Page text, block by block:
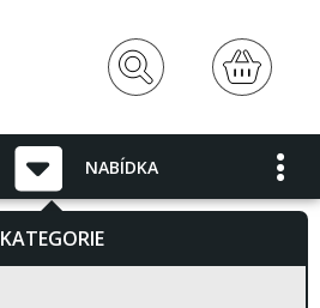
NABÍDKA
KATEGORIE